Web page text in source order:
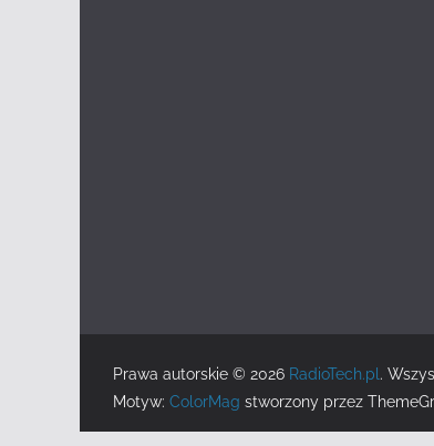
Prawa autorskie © 2026 RadioTech.pl .
Motyw: ColorMag stworzony przez